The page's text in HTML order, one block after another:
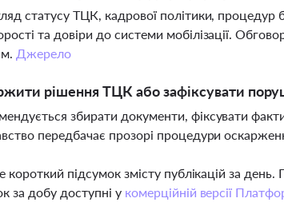
статусу ТЦК, кадрової політики,
та довіри до системи мобілізації.
Джерело
рішення ТЦК або зафіксувати
збирати документи, фіксувати
передбачає прозорі процедури
підсумок змісту публікацій за
за добу доступні у комерційній версії